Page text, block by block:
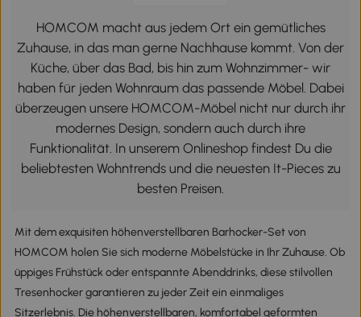
HOMCOM macht aus jedem Ort ein gemütliches
Zuhause, in das man gerne Nachhause kommt. Von der
Küche, über das Bad, bis hin zum Wohnzimmer- wir
haben für jeden Wohnraum das passende Möbel. Dabei
überzeugen unsere HOMCOM-Möbel nicht nur durch ihr
modernes Design, sondern auch durch ihre
Funktionalität. In unserem Onlineshop findest Du die
beliebtesten Wohntrends und die neuesten It-Pieces zu
besten Preisen.
Mit dem exquisiten höhenverstellbaren Barhocker-Set von
HOMCOM holen Sie sich moderne Möbelstücke in Ihr Zuhause. Ob
üppiges Frühstück oder entspannte Abenddrinks, diese stilvollen
Tresenhocker garantieren zu jeder Zeit ein einmaliges
Sitzerlebnis. Die höhenverstellbaren, komfortabel geformten